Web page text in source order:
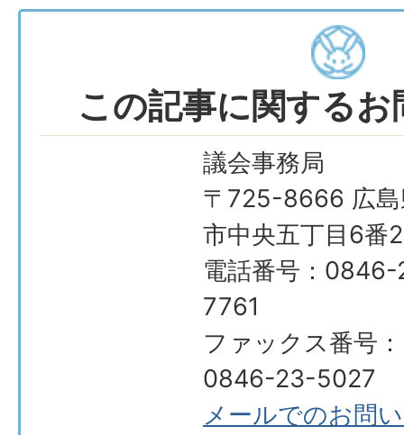
この記事に関する
議会事務局
〒725-8666 広島
市中央五丁目6番
電話番号：
7761
ファックス番号：
0846-23-5027
メールでのお問